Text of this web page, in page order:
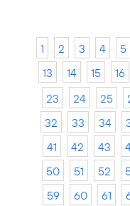
1 2 3 4 5
13
14 15 16
23
24 25
32
33 34
41
42 43
50
51 52
59
60 61